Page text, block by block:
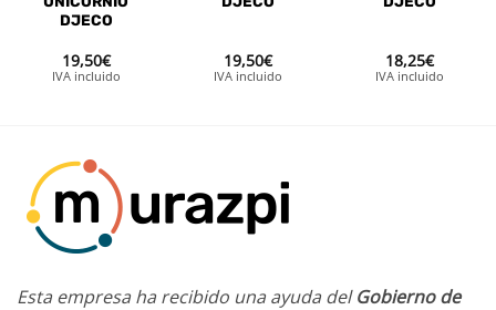
DJECO
19,50€
IVA incluido
19,50€
IVA incluido
18,25€
IVA incluido
Esta empresa ha recibido una ayuda delGobierno de